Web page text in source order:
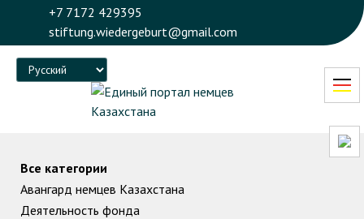
+7 7172 429395
stiftung.wiedergeburt@gmail.com
Language
Все категории
Авангард немцев Казахстана
Деятельность фонда